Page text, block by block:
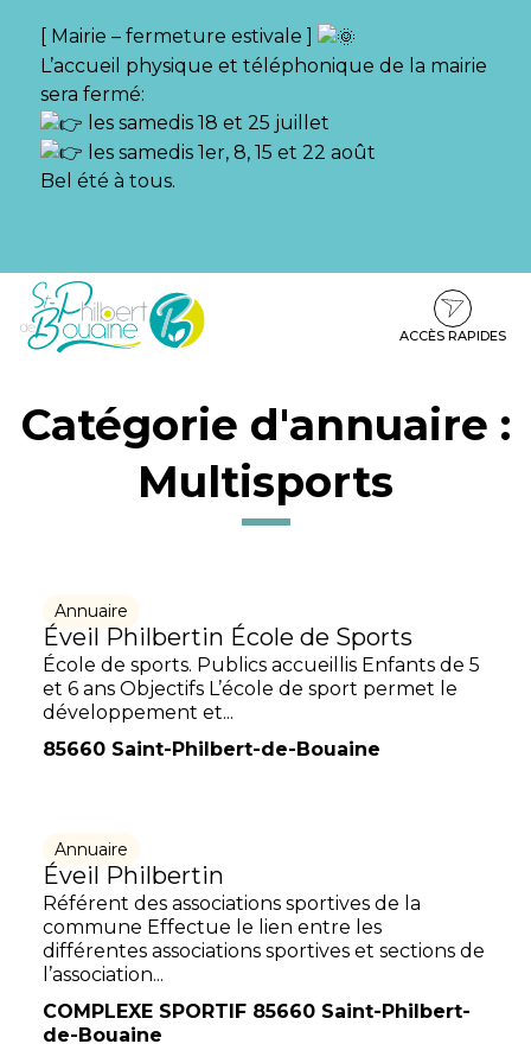
[ Mairie – fermeture estivale ]
L’accueil physique et téléphonique de la mairie
sera fermé:
les samedis 18 et 25 juillet
les samedis 1er, 8, 15 et 22 août
Bel été à tous.
Aller
Aller
contenu
Aller
pied
ACCÈS RAPIDES
Catégorie d'annuaire :
Multisports
Annuaire
Éveil Philbertin École de Sports
École de sports. Publics accueillis Enfants de 5
et 6 ans Objectifs L’école de sport permet le
développement et...
85660 Saint-Philbert-de-Bouaine
Annuaire
Éveil Philbertin
Référent des associations sportives de la
commune Effectue le lien entre les
différentes associations sportives et sections de
l’association...
COMPLEXE SPORTIF 85660 Saint-Philbert-
de-Bouaine